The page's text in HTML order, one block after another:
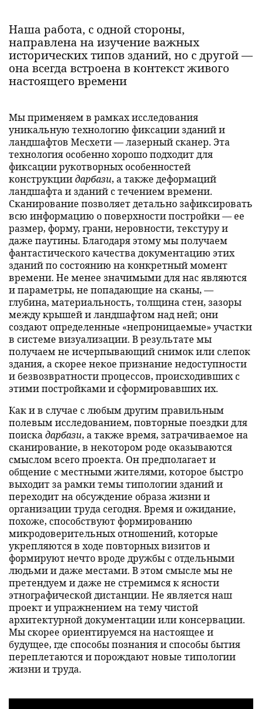
Наша работа, с одной стороны,
направлена на изучение важных
исторических типов зданий, но с другой —
она всегда встроена в контекст живого
настоящего времени
Мы применяем в рамках исследования
уникальную технологию фиксации зданий и
ландшафтов Месхети — лазерный сканер. Эта
технология особенно хорошо подходит для
фиксации рукотворных особенностей
конструкциидарбази, а также деформаций
ландшафта и зданий с течением времени.
Сканирование позволяет детально зафиксировать
всю информацию о поверхности постройки — ее
размер, форму, грани, неровности, текстуру и
даже паутины. Благодаря этому мы получаем
фантастического качества документацию этих
зданий по состоянию на конкретный момент
времени. Не менее значимыми для нас являются
и параметры, не попадающие на сканы, —
глубина, материальность, толщина стен, зазоры
между крышей и ландшафтом над ней; они
создают определенные «непроницаемые» участки
в системе визуализации. В результате мы
получаем не исчерпывающий снимок или слепок
здания, а скорее некое признание недоступности
и безвозвратности процессов, происходивших с
этими постройками и сформировавших их.
Как и в случае с любым другим правильным
полевым исследованием, повторные поездки для
поиска дарбази, а также время, затрачиваемое на
сканирование, в некотором роде оказываются
смыслом всего проекта. Он предполагает и
общение с местными жителями, которое быстро
выходит за рамки темы типологии зданий и
переходит на обсуждение образа жизни и
организации труда сегодня. Время и ожидание,
похоже, способствуют формированию
микродоверительных отношений, которые
укрепляются в ходе повторных визитов и
формируют нечто вроде дружбы с отдельными
людьми и даже местами. В этом смысле мы не
претендуем и даже не стремимся к ясности
этнографической дистанции. Не является наш
проект и упражнением на тему чистой
архитектурной документации или консервации.
Мы скорее ориентируемся на настоящее и
будущее, где способы познания и способы бытия
переплетаются и порождают новые типологии
жизни и труда.